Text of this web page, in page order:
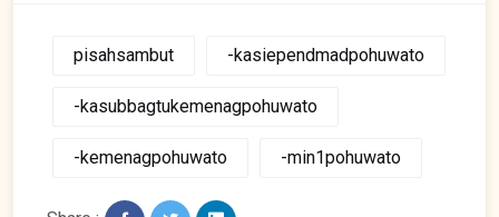
pisahsambut -kasiependmadpohuwato
-kasubbagtukemenagpohuwato
-kemenagpohuwato -min1pohuwato